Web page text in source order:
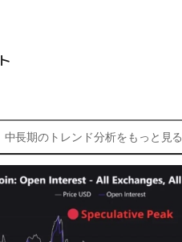
中長期のトレンド分析をもっと見る